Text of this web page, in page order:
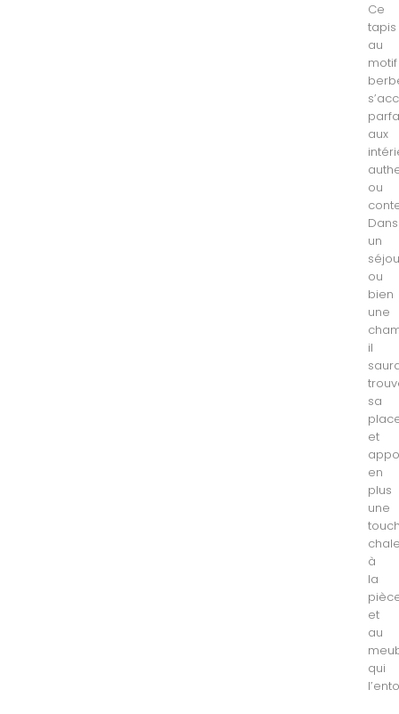
Ce
tapis
au
motif
aux
ou
Dans
un
ou
bien
une
il
sa
et
en
plus
une
à
la
et
au
qui